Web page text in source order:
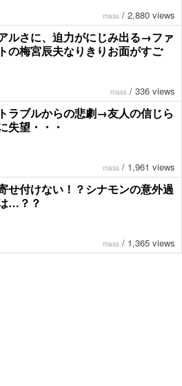
mass / 2,880 views
ルさに、迫力がにじみ出る→ファ
の梅宮辰夫なりきりお面がすご
mass / 336 views
ラブルからの悲劇→友人の信じら
失望・・・
mass / 1,961 views
せ付けない！？シナモンの意外過
…？？
mass / 1,365 views